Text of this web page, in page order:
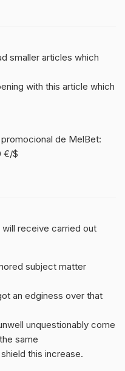
smaller articles which
with this article which
de MelBet:
€/$
receive carried out
subject matter
an edginess over that
unquestionably come
same
this increase.